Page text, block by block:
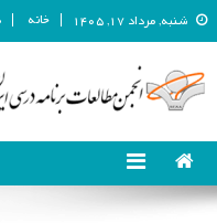
شنبه, مرداد ۱۷, ۱۴۰۵ خانه
انجمن مطالعات